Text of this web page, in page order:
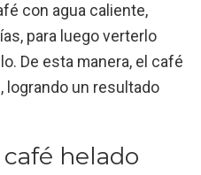
con agua caliente,
para luego verterlo
De esta manera, el café
logrando un resultado
helado